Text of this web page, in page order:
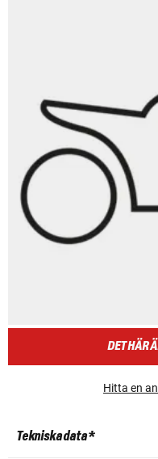
DET HÄR
Hitta en
Tekniska data *